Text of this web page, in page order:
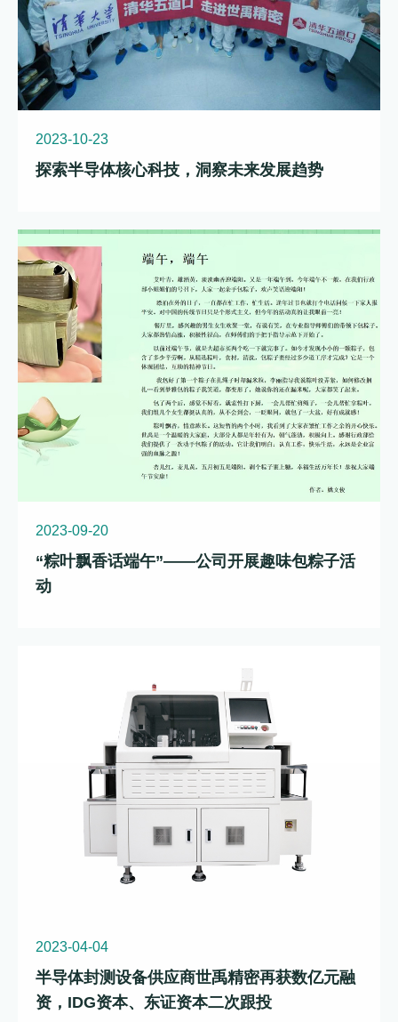
2023-10-23
探索半导体核心科技，洞察未来发展趋势
2023-09-20
“粽叶飘香话端午”——公司开展趣味包粽子活
动
2023-04-04
半导体封测设备供应商世禹精密再获数亿元融
资，IDG资本、东证资本二次跟投